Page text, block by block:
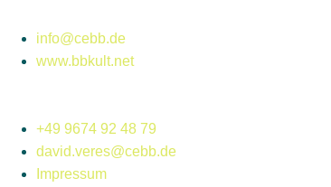
info@cebb.de
www.bbkult.net
+49 9674 92 48 79
david.veres@cebb.de
Impressum